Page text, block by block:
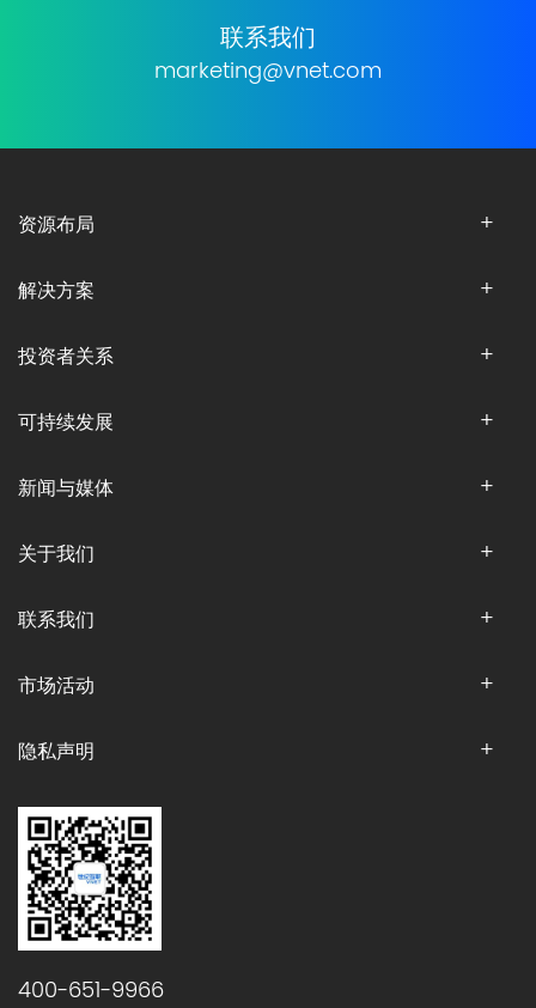
联系我们
marketing@vnet.com
资源布局
解决方案
投资者关系
可持续发展
新闻与媒体
关于我们
联系我们
市场活动
隐私声明
400-651-9966